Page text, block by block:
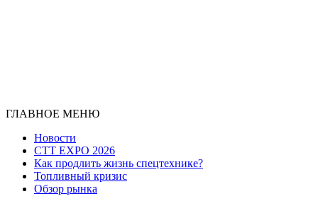
ГЛАВНОЕ МЕНЮ
Новости
CTT EXPO 2026
Как продлить жизнь спецтехнике?
Топливный кризис
Обзор рынка